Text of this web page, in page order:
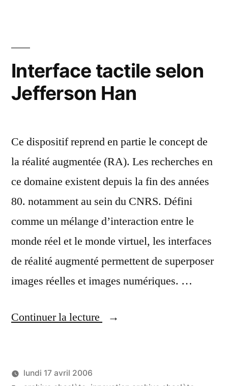
Interface tactile selon
Jefferson Han
Ce dispositif reprend en partie le concept de
la réalité augmentée (RA). Les recherches en
ce domaine existent depuis la fin des années
80. notamment au sein du CNRS. Défini
comme un mélange d’interaction entre le
monde réel et le monde virtuel, les interfaces
de réalité augmenté permettent de superposer
images réelles et images numériques. …
Continuer la lecture
« Interface
lundi 17 avril 2006